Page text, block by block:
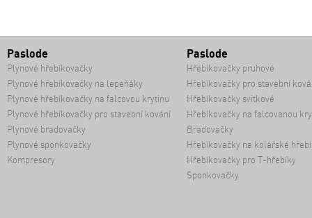
Paslode
Plynové hřebíkovačky
Plynové hřebíkovačky na lepeňáky
Plynové hřebíkovačky na falcovou krytinu
Plynové hřebíkovačky pro stavební kování
Plynové bradovačky
Plynové sponkovačky
Kompresory
Paslode
Hřebíkovačky pruhové
Hřebíkovačky pro stavební
Hřebíkovačky svitkové
Hřebíkovačky na falcovanou
Bradovačky
Hřebíkovačky na kolářské
Hřebíkovačky pro T-hřebíky
Sponkovačky